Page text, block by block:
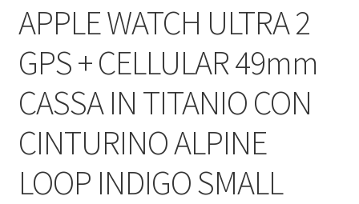
APPLE WATCH ULTRA 2
GPS + CELLULAR 49mm
CASSA IN TITANIO CON
CINTURINO ALPINE
LOOP INDIGO SMALL